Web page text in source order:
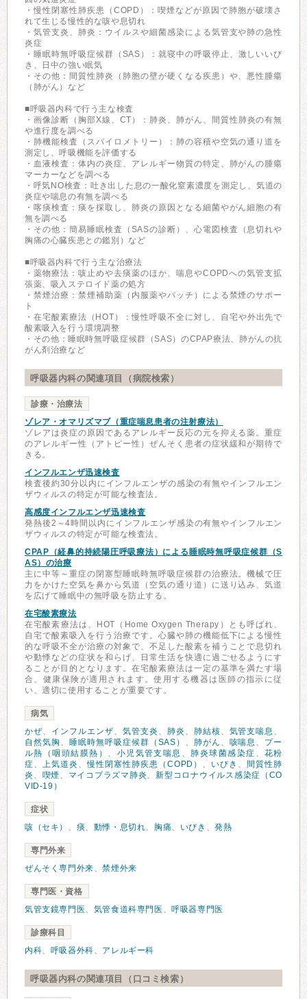
・慢性閉塞性肺疾患（COPD）：喫煙などが原因で肺胞が破壊さ
れて生じる慢性的な咳や息切れ
・気管支炎、肺炎：ウイルスや細菌感染による気管支や肺の急性
炎症
・睡眠時無呼吸症候群（SAS）：就寝中の呼吸停止、激しいいび
き、日中の強い眠気
・その他：間質性肺炎（肺胞の壁が硬くなる疾患）や、悪性腫瘍
（肺がん）など
■呼吸器内科で行う主な検査
・画像診断（胸部X線、CT）：肺炎、肺がん、間質性肺炎の有無
や進行度を調べる
・肺機能検査（スパイロメトリー）：肺の容積や空気の通り道を
測定し、呼吸機能を評価する
・血液検査：体内の炎症、アレルギー物質の特定、肺がんの腫瘍
マーカーなどを調べる
・呼気NO検査：吐き出した息の一酸化窒素濃度を測定し、気道の
炎症や喘息の有無を調べる
・喀痰検査：痰を採取し、肺炎の原因となる細菌やがん細胞の有
無を調べる
・その他：簡易睡眠検査（SASの診断）、心電図検査（息切れや
胸痛の心臓疾患との鑑別）など
■呼吸器内科で行う主な治療法
・薬物療法：咳止めや去痰薬のほか、喘息やCOPDへの気管支拡
張薬、吸入ステロイド薬の処方
・禁煙治療：禁煙補助薬（内服薬やパッチ）による禁煙のサポー
ト
・在宅酸素療法（HOT）：慢性呼吸不全に対し、自宅や外出先で
酸素吸入を行う環境調整
・その他：睡眠時無呼吸症候群（SAS）のCPAP療法、肺がんの抗
がん剤治療など
呼吸器内科の関連項目（病院検索）
診療・治療法
ゾレア・オマリズマブ（重症喘息患者の注射療法）
ゾレアは炎症の原因であるアレルギー反応の元を抑える薬。重症
のアレルギー性（アトピー性）ぜんそく患者の症状緩和が期待で
きる。
インフルエンザ迅速検査
検査後約30分以内にインフルエンザの感染の有無やインフルエン
ザウィルスの特定が可能な検査法。
高感度インフルエンザ迅速検査
発熱後2～4時間以内にインフルエンザ感染の有無やインフルエン
ザウィルスの特定が可能な検査法。
CPAP（経鼻的持続陽圧呼吸療法）による睡眠時無呼吸症候群（S
AS）の治療
主に中等～重症の閉塞型睡眠時無呼吸症候群の治療法。機械で圧
力をかけた空気を鼻から気道（空気の通り道）に送り込み、気道
を広げて睡眠中の無呼吸を防止する。
在宅酸素療法
在宅酸素療法は、HOT（Home Oxygen Therapy）とも呼ばれ、
自宅で酸素吸入を行う治療です。心臓や肺の機能低下による慢性
的な呼吸不全が治療の対象で、不足した酸素を補うことで息切れ
や動悸などの症状を和らげ、日常生活を快適に過ごせるようにす
ることが目的となります。在宅酸素療法は一定の基準を満たす場
合、健康保険が適用されます。使用する機器は医師の指示に従
い、適切に使用することが重要です。
病気
かぜ、 インフルエンザ、 気管支炎 、 肺炎 、 肺結核、 気管支喘息 、
自然気胸 、 睡眠時無呼吸症候群（SAS） 、 肺がん 、 咳喘息 、 プー
ル熱（咽頭結膜熱） 、 小児気管支喘息 、 肺炎球菌感染症 、 花粉
症、上気道炎 、慢性閉塞性肺疾患（COPD） 、 いびき 、 間質性肺
炎 、 喫煙 、 マイコプラズマ肺炎、新型コロナウイルス感染症（CO
VID-19）
症状
咳（セキ） 、 痰、 動悸・息切れ、 胸痛、 いびき 、発熱
専門外来
ぜんそく専門外来、禁煙外来
専門医・資格
気管支鏡専門医、 気管食道科専門医 、呼吸器専門医
診療科目
内科、 呼吸器外科、 アレルギー科
呼吸器内科の関連項目（口コミ検索）